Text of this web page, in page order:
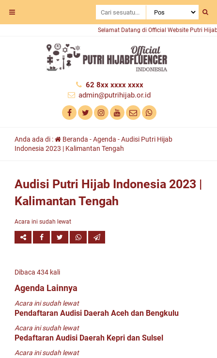
Selamat Datang di Official Website Putri
62 8xx xxxx xxxx
admin@putrihijab.or.id
Anda ada di : Beranda -Agenda -Audisi Putri Hijab
Indonesia 2023 | Kalimantan Tengah
Audisi Putri Hijab Indonesia 2023 |
Kalimantan Tengah
Acara ini sudah lewat
Dibaca 434 kali
Agenda Lainnya
Acara ini sudah lewat
Pendaftaran Audisi Daerah Aceh dan Bengkulu
Acara ini sudah lewat
Pedaftaran Audisi Daerah Kepri dan Sulsel
Acara ini sudah lewat